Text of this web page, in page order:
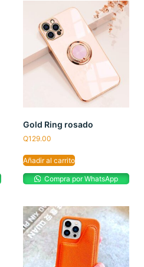
Gold Ring rosado
Q129.00
Añadir al carrito
Compra por WhatsApp